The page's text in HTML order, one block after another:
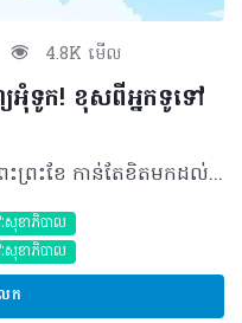
4.8K មើល
អំុទូក! ខុសពីអ្នកទូទៅ
ពិធីបុណ្យអុំទូក បណ្តែតប្រទីប និងសំពះព្រះខែ កាន់តែខិតមកដល់ហើយ តើអ្នកទាំងអស់គ្នាបានរៀបគម្រោងទៅដើរកំសាន្តជាមួយគ្រួសារ មិត្តភក្តិ​ ឬមនុស្សជាទីស្រឡាញ់ហើយឬនៅ? ជាធម្មតា ទាំងយើងទាំងគេ​ តែងជួយម៉ាក់ប៉ារៀបចំចម្អិនម្ហូបនៅផ្ទះទុក ព្រោះតម្លៃម្ហូបអាហារអំឡុងពេលបុណ្យទានតែងតែឡើងថ្លៃខ្ពស់ តាមមាត់អ្នកលក់មួយចំនួន បើទោះបីជាមានការហាមឃាត់ក៏ដោយ។យ៉ាងណាមិញអ្នកដែលមានលទ្ធភាពក៏ទៅញំុាក្រៅ​តាមហាង ឬរមណីយដ្ឋាននានា។ ចំណែកខ្ញំវិញទៅញាំក្រៅដែរព្រោះថាខ្ជិលលាងចាន និងលើកមុនញំុាហើយ អត់បានលាងទុកត្រាំចោលឡើងកន្លះខែ [សង្ឃឹមថាអ្នកទាំងអស់គ្នាមិនខ្ចិលដូចខ្ញំុទេណា៎!]។ ចុះអ្នកដែលមិនមានគម្រោងដើរលេងវិញ យ៉ាងមិចហើយ? មានតែជម្រើសគេងផ្ទះស្អាតមែនអត់?បុណ្យខាងមុខនេះបូកបន្ថែមថ្ងៃសៅរិ៍និងអាទិត្យ ឈប់សរុបគឺប្រាំថ្ងៃឯណោះ ប៉ុន្តែអាណិតណាស់ចំពោះនិស្សិតដែលត្រូវនៅផ្ទះធ្វើបញ្ចប់កិច្ចការគ្រូដាក់អោយ និងជាពិសេសនិស្សិតពេទ្យដែលគេចាត់តាំងអោយទៅយាមនៅពេទ្យ នៅពេលអ្នកផ្សេងគេទៅដើរលេងសប្បាយអស់។ កុំតូចចិត្តអី និស្សិតពេទ្យដែលចូលចិត្តមើលរឿងភាគអាចមើល The Good Doctor, Gray's Anatomy, Chicago Med ជាដើម ដើម្បីកំដរអារម្មណ៍ពេលកំពុងយាមនៅពេទ្យបាន ហើយជាមួយគ្នានេះក៏អាចរៀននិងយល់ពីស្ថានភាពជាក់ស្តែង ថែមទាំងស្គាល់ពីជំងឺដែលកើតឡើងថ្មីៗក្នុងមន្ទីរពេទ្យតាមរយៈសាច់រឿងដែលជាប្រភេទរឿងបែបវិនាដកម្មលាយឡំជាមួយចំណេះដឹងផ្នែកវិទ្យាសាស្ត្រ-វេជ្ជសាស្ត្រផងដែរ ដែលអាចជាប្រយោជន៍ សម្រាប់ធ្វើ clinical case study និង assignment គ្រូដាក់អោយធ្វើជាដើម។ និស្សិតដែលគ្មាន assignment ត្រូវធ្វើហើយអផ្សុកចង់ធ្វើដំណើរជិតតែមិនចង់ប្រើប្រាស់យានជំនិះផ្ទាល់ខ្លួនអាចជិះកង់បីឥណ្ឌាបានដែលមានការបញ្ចុះតម្លៃរហូតដល់ 50% ពិសេសសម្រាប់ថ្ងៃបុណ្យអុំទូកទាំងបីថ្ងៃតែម្តង។ បើចង់មើលកុននៅផ្សារទំនើបក៏មានការផ្តល់ជូនពិសេសក្នុងពេលបុណ្យជាតិយើងនេះដែរ។ នៅក្នុងក្រុងស្ងាត់អញ្ចឹង និស្សិតដែលមានassignment ត្រូវបញ្ចប់ប្រាកដជាសប្បាយចិត្តហើយព្រោះគ្មានអ្នករំខាន។ យ៉ាងណាមិញ តើមានដឹងទេថាគេនឹងចែកស្រោមអនាម័យមិនគិតថ្លៃក្នុងថ្ងៃបុណ្យអុំទូក? ពីមុនខ្ញុំឆ្ងល់ថាហេតុអ្វីគែចែកចំថ្ងៃបុណ្យនេះ ឥឡូវដឹងហើយគឺអាកាសធាតុប៉ុន្មានថ្ងៃនេះរាងត្រជាក់គេចែកទុកការពារភ្លៀងពេលព្រឹក រសៀលនិងយប់។ គោលបំណងគឺអោយយើងមានការប្រុងប្រយ័ត្ន ដូចឃ្លាមួយថា «ការពារប្រសើរជាងព្យាបាល»។ ជាចុងក្រោយសូមជូនពរអ្នកទាំងអស់គ្នាធ្វើដំណើរអោយមានសុវត្ថិភាព និងកុំភ្លេចពាក់មួកការពារចំពោះអ្នកជិះម៉ូតូ ហើយសូមដើរលេងអោយសប្បាយនាថ្ងៃបុណ្យជាតិខាងមុខនេះ។
ៈសុខាភិបាល
ៈសុខាភិបាល
ក